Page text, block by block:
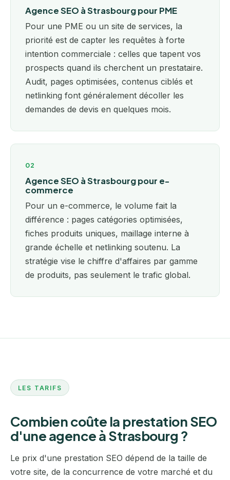
Agence SEO à Strasbourg pour PME
Pour une PME ou un site de services, la
priorité est de capter les requêtes à forte
intention commerciale : celles que tapent vos
prospects quand ils cherchent un prestataire.
Audit, pages optimisées, contenus ciblés et
netlinking font généralement décoller les
demandes de devis en quelques mois.
02
Agence SEO à Strasbourg pour e-
commerce
Pour un e-commerce, le volume fait la
différence : pages catégories optimisées,
fiches produits uniques, maillage interne à
grande échelle et netlinking soutenu. La
stratégie vise le chiffre d'affaires par gamme
de produits, pas seulement le trafic global.
LES TARIFS
Combien coûte la prestation SEO
d'une agence à Strasbourg ?
Le prix d'une prestation SEO dépend de la taille de
votre site, de la concurrence de votre marché et du